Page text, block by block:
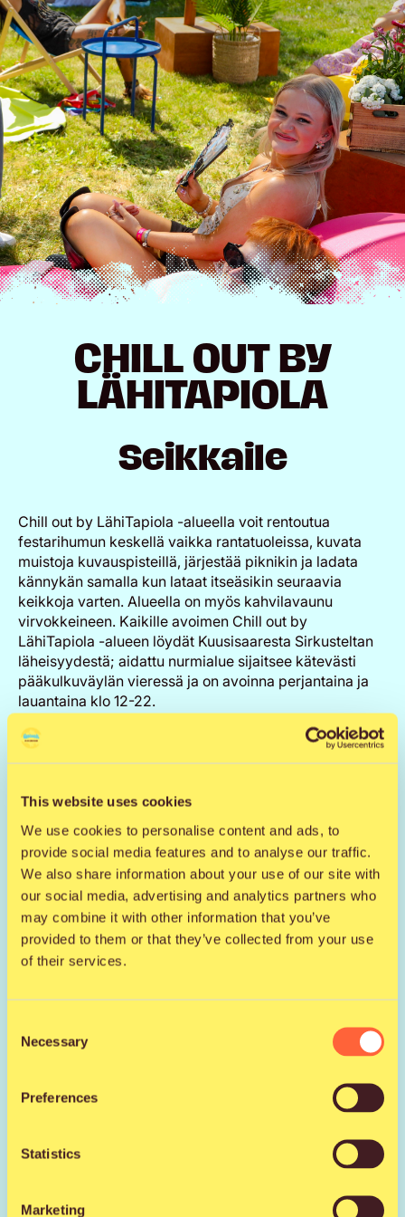
This website uses cookies
We use cookies to personalise content and ads, to
provide social media features and to analyse our traffic.
We also share information about your use of our site with
our social media, advertising and analytics partners who
may combine it with other information that you’ve
provided to them or that they’ve collected from your use
of their services.
Selection
Necessary
Preferences
Statistics
Marketing
Hyppää
sisältöön
CHILL OUT BY
LÄHITAPIOLA
Seikkaile
Chill out by LähiTapiola -alueella voit rentoutua
festarihumun keskellä vaikka rantatuoleissa, kuvata
muistoja kuvauspisteillä, järjestää piknikin ja ladata
kännykän samalla kun lataat itseäsikin seuraavia
keikkoja varten. Alueella on myös kahvilavaunu
virvokkeineen. Kaikille avoimen Chill out by
LähiTapiola -alueen löydät Kuusisaaresta Sirkusteltan
läheisyydestä; aidattu nurmialue sijaitsee kätevästi
pääkulkuväylän vieressä ja on avoinna perjantaina ja
lauantaina klo 12-22.
Alue kalustetaan rennosti erilaisilla istuin- ja
oleskeluryhmillä, joissa voit chillailla ystäviesi kanssa.
oleskelualueemme nurmelle tai kietaista viileällä kelillä
antavat katokset.
Tutustu myyntipaikkaan
Facebook